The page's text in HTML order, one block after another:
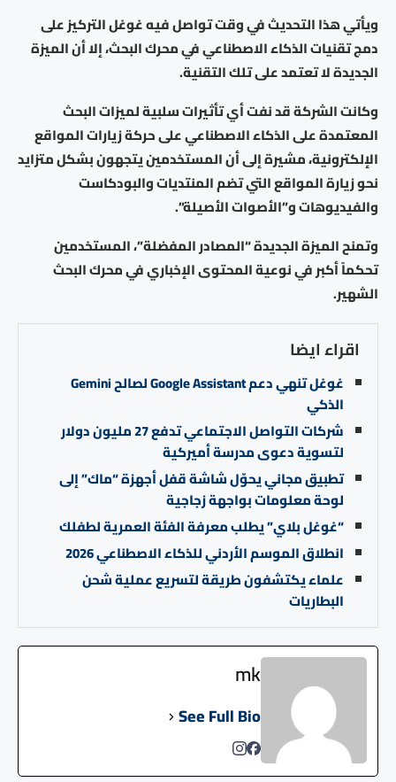
ويأتي هذا التحديث في وقت تواصل فيه غوغل التركيز على
دمج تقنيات الذكاء الاصطناعي في محرك البحث، إلا أن الميزة
الجديدة لا تعتمد على تلك التقنية.
وكانت الشركة قد نفت أي تأثيرات سلبية لميزات البحث
المعتمدة على الذكاء الاصطناعي على حركة زيارات المواقع
الإلكترونية، مشيرة إلى أن المستخدمين يتجهون بشكل متزايد
نحو زيارة المواقع التي تضم المنتديات والبودكاست
والفيديوهات و”الأصوات الأصيلة”.
وتمنح الميزة الجديدة “المصادر المفضلة”، المستخدمين
تحكماً أكبر في نوعية المحتوى الإخباري في محرك البحث
الشهير.
اقراء ايضا
غوغل تنهي دعم Google Assistant لصالح Gemini
الذكي
شركات التواصل الاجتماعي تدفع 27 مليون دولار
لتسوية دعوى مدرسة أميركية
تطبيق مجاني يحوّل شاشة قفل أجهزة “ماك” إلى
لوحة معلومات بواجهة زجاجية
“غوغل بلاي” يطلب معرفة الفئة العمرية لطفلك
انطلاق الموسم الأردني للذكاء الاصطناعي 2026
علماء يكتشفون طريقة لتسريع عملية شحن
البطاريات
mk
See Full Bio